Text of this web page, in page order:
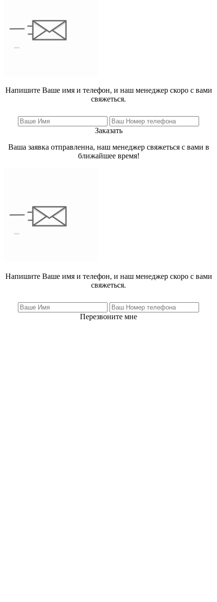
Напишите Ваше имя и телефон, и наш менеджер скоро с вами
свяжеться.
Заказать
Ваша заявка отправленна, наш менеджер свяжеться с вами в
ближайшее время!
Напишите Ваше имя и телефон, и наш менеджер скоро с вами
свяжеться.
Перезвоните мне